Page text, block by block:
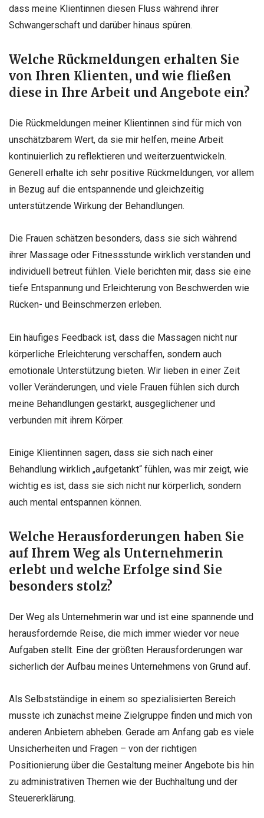
dass meine Klientinnen diesen Fluss während ihrer
Schwangerschaft und darüber hinaus spüren.
Welche Rückmeldungen erhalten Sie
von Ihren Klienten, und wie fließen
diese in Ihre Arbeit und Angebote ein?
Die Rückmeldungen meiner Klientinnen sind für mich von
unschätzbarem Wert, da sie mir helfen, meine Arbeit
kontinuierlich zu reflektieren und weiterzuentwickeln.
Generell erhalte ich sehr positive Rückmeldungen, vor allem
in Bezug auf die entspannende und gleichzeitig
unterstützende Wirkung der Behandlungen.
Die Frauen schätzen besonders, dass sie sich während
ihrer Massage oder Fitnessstunde wirklich verstanden und
individuell betreut fühlen. Viele berichten mir, dass sie eine
tiefe Entspannung und Erleichterung von Beschwerden wie
Rücken- und Beinschmerzen erleben.
Ein häufiges Feedback ist, dass die Massagen nicht nur
körperliche Erleichterung verschaffen, sondern auch
emotionale Unterstützung bieten. Wir lieben in einer Zeit
voller Veränderungen, und viele Frauen fühlen sich durch
meine Behandlungen gestärkt, ausgeglichener und
verbunden mit ihrem Körper.
Einige Klientinnen sagen, dass sie sich nach einer
Behandlung wirklich „aufgetankt“ fühlen, was mir zeigt, wie
wichtig es ist, dass sie sich nicht nur körperlich, sondern
auch mental entspannen können.
Welche Herausforderungen haben Sie
auf Ihrem Weg als Unternehmerin
erlebt und welche Erfolge sind Sie
besonders stolz?
Der Weg als Unternehmerin war und ist eine spannende und
herausfordernde Reise, die mich immer wieder vor neue
Aufgaben stellt. Eine der größten Herausforderungen war
sicherlich der Aufbau meines Unternehmens von Grund auf.
Als Selbstständige in einem so spezialisierten Bereich
musste ich zunächst meine Zielgruppe finden und mich von
anderen Anbietern abheben. Gerade am Anfang gab es viele
Unsicherheiten und Fragen – von der richtigen
Positionierung über die Gestaltung meiner Angebote bis hin
zu administrativen Themen wie der Buchhaltung und der
Steuererklärung.